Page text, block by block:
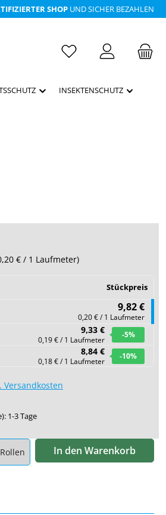
SHOP UND SICHER BEZAHLEN
INSEKTENSCHUTZ
€ / 1 Laufmeter)
Stückpreis
9,82 €
0,20 € / 1 Laufmeter
9,33 €
0,19 € / 1 Laufmeter
-5%
8,84 €
0,18 € / 1 Laufmeter
-10%
Versandkosten
1-3 Tage
gewünschten Wert ein oder benutze
Rollen In den Warenkorb